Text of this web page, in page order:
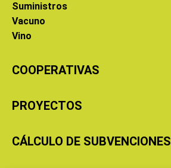
Suministros
Vacuno
Vino
COOPERATIVAS
PROYECTOS
CÁLCULO DE SUBVENCIONES